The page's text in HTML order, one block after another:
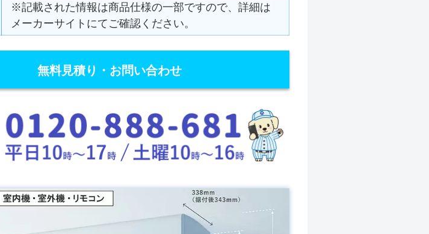
※記載された情報は商品仕様の一部ですので、詳細は
メーカーサイトにてご確認ください。
無料見積り・お問い合わせ